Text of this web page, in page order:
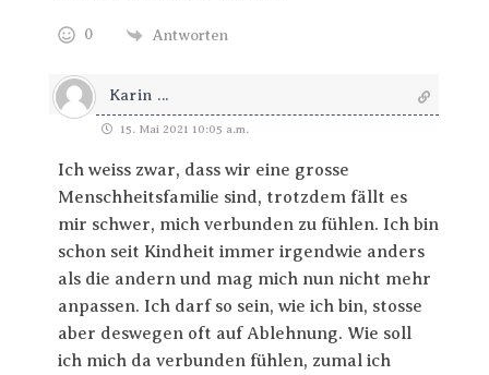
0 Antworten
Karin ...
15. Mai 2021 10:05 a.m.
Ich weiss zwar, dass wir eine grosse
Menschheitsfamilie sind, trotzdem fällt es
mir schwer, mich verbunden zu fühlen. Ich bin
schon seit Kindheit immer irgendwie anders
als die andern und mag mich nun nicht mehr
anpassen. Ich darf so sein, wie ich bin, stosse
aber deswegen oft auf Ablehnung. Wie soll
ich mich da verbunden fühlen, zumal ich